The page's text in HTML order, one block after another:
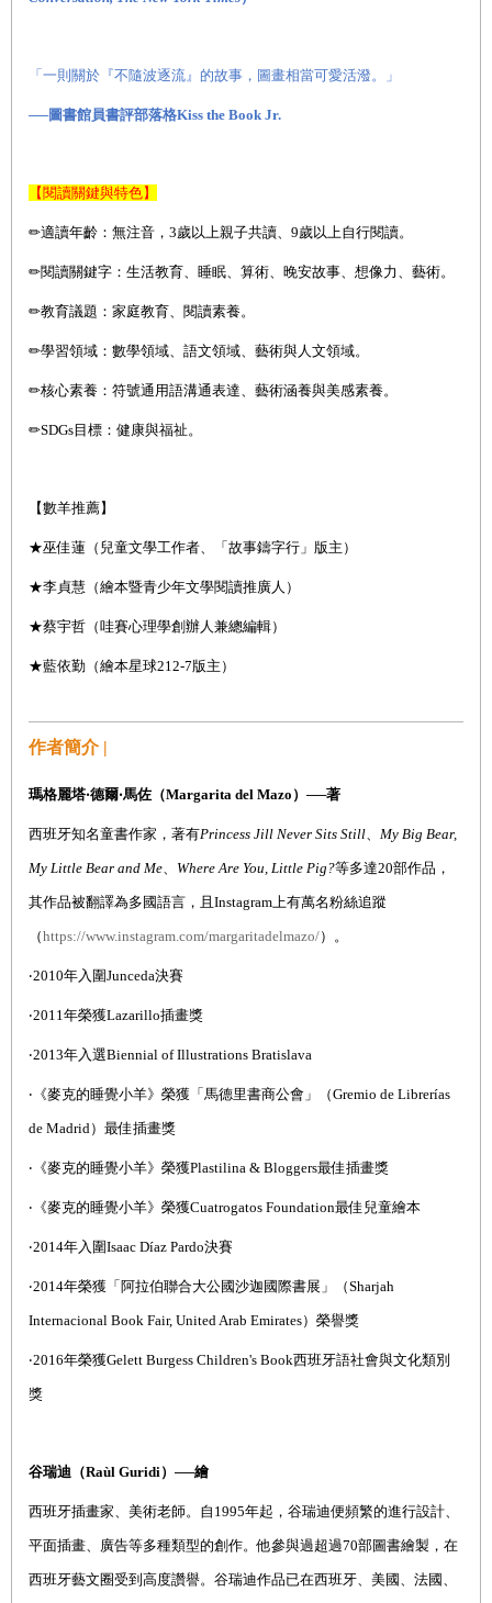
「一則關於『不隨波逐流』的故事，圖畫相當可愛活潑。」
──圖書館員書評部落格Kiss the Book Jr.
【閱讀關鍵與特色】
✏適讀年齡：無注音， 3歲以上親子共讀、 9歲以上自行閱讀。
✏閱讀關鍵字：生活教育、睡眠、算術、晚安故事、想像力、藝術。
✏教育議題：家庭教育、閱讀素養。
✏學習領域：數學領域、語文領域、藝術與人文領域。
✏核心素養：符號通用語溝通表達、藝術涵養與美感素養。
✏SDGs目標：健康與福祉。
【數羊推薦】
★巫佳蓮（兒童文學工作者、「故事鑄字行」版主）
★李貞慧（繪本暨青少年文學閱讀推廣人）
★蔡宇哲（哇賽心理學創辦人兼總編輯）
★藍依勤（繪本星球212-7版主）
作者簡介 |
瑪格麗塔‧德爾‧馬佐（Margarita del Mazo ）──著
西班牙知名童書作家，著有Princess Jill Never Sits Still My Big Bear,
My Little Bear and Me Where Are You, Little Pig?等多達20部作品，
其作品被翻譯為多國語言，且 Instagram 上有萬名粉絲追蹤
（https://www.instagram.com/margaritadelmazo/）。
‧2010年入圍Junceda決賽
‧2011 年榮獲Lazarillo插畫獎
‧2013年入選Biennial of Illustrations Bratislava
‧《麥克的睡覺小羊》榮獲「馬德里書商公會」（Gremio de Librerías
de Madrid ）最佳插畫獎
‧《麥克的睡覺小羊》榮獲Plastilina & Bloggers最佳插畫獎
‧《麥克的睡覺小羊》榮獲Cuatrogatos Foundation最佳兒童繪本
‧2014年入圍Isaac Díaz Pardo決賽
‧2014年榮獲「阿拉伯聯合大公國沙迦國際書展」（Sharjah
Internacional Book Fair, United Arab Emirates）榮譽獎
‧2016年榮獲Gelett Burgess Children's Book西班牙語社會與文化類別
獎
谷瑞迪（Raùl Guridi ）──繪
西班牙插畫家、美術老師。自 1995年起，谷瑞迪便頻繁的進行設計、
平面插畫、廣告等多種類型的創作。他參與過超過70部圖書繪製，在
西班牙藝文圈受到高度讚譽。谷瑞迪作品已在西班牙、美國、法國、